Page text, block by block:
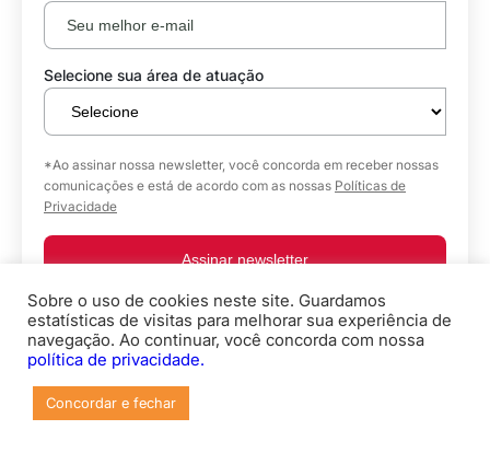
Selecione sua área de atuação
*Ao assinar nossa newsletter, você concorda em receber nossas
comunicações e está de acordo com as nossas Políticas de
Privacidade
Assinar newsletter
Hospedagem de Sites
Crie seu site com IA em minutos e coloque-o no ar
por apenas R$ 5,90. Inclui Criador de Sites e
Sobre o uso de cookies neste site. Guardamos
estatísticas de visitas para melhorar sua experiência de
navegação. Ao continuar, você concorda com nossa
política de privacidade.
Concordar e fechar